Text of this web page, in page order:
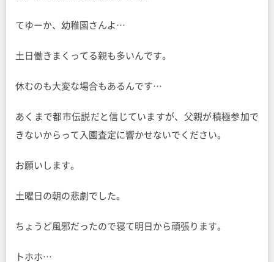
てゆーか、幼稚園さんよ…
土日働きまくってる親も多いんです。
休むのも大変な場合もあるんです…
あくまで都市伝説だと信じていますが、父親が積極参加で
きないからって入園査定に響かせないでください。
お願いします。
土曜日の朝の悲劇でした。
ちょうど風邪だったので寝て明日から頑張ります。
トホホ…